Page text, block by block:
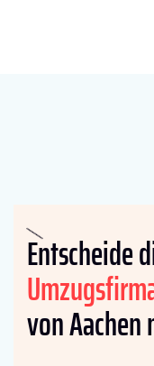
Entscheide
von Aachen